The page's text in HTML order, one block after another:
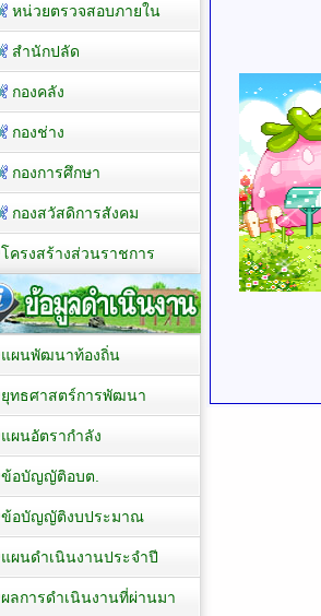
หน่วยตรวจสอบภายใน
สำนักปลัด
กองคลัง
กองช่าง
กองการศึกษา
กองสวัสดิการสังคม
โครงสร้างส่วนราชการ
แผนพัฒนาท้องถิ่น
ยุทธศาสตร์การพัฒนา
แผนอัตรากำลัง
ข้อบัญญัติอบต.
ข้อบัญญัติงบประมาณ
แผนดำเนินงานประจำปี
ผลการดำเนินงานที่ผ่านมา